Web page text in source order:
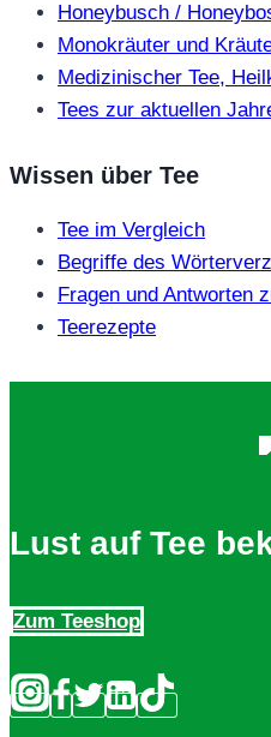
Honeybusch /
Monokräuter und
Medizinischer Tee,
Tees zur aktuellen
Wissen über Tee
Tee im Vergleich
Begriffe des
Fragen und Antworten
Teerezepte
Lust auf Tee
Zum Teeshop